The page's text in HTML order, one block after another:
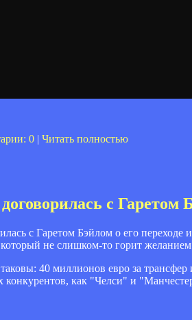
0 | Читать полностью
с Гаретом
с Гаретом Бэйлом о его
не слишком-то горит желанием
40 миллионов евро за
конкурентов, как "Челси" и